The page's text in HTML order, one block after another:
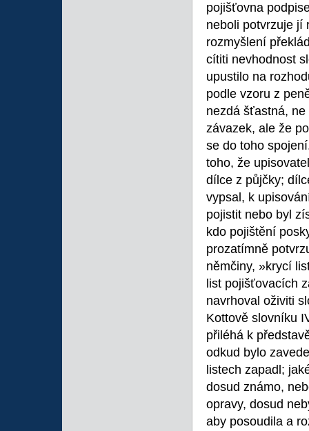
pojišťovna
neboli potvrzuje jí
rozmyšlení
cítiti nevhodnost
upustilo na
podle vzoru z
nezdá šťastná,
závazek, ale že
se do toho
toho, že
dílce z půjčky;
vypsal, k
pojistit nebo byl
kdo pojištění
prozatímně
němčiny, »krycí
list pojišťovacích
navrhoval oživiti
Kottově slovníku
přiléhá k
odkud bylo
listech zapadl;
dosud známo,
opravy, dosud
aby posoudila a